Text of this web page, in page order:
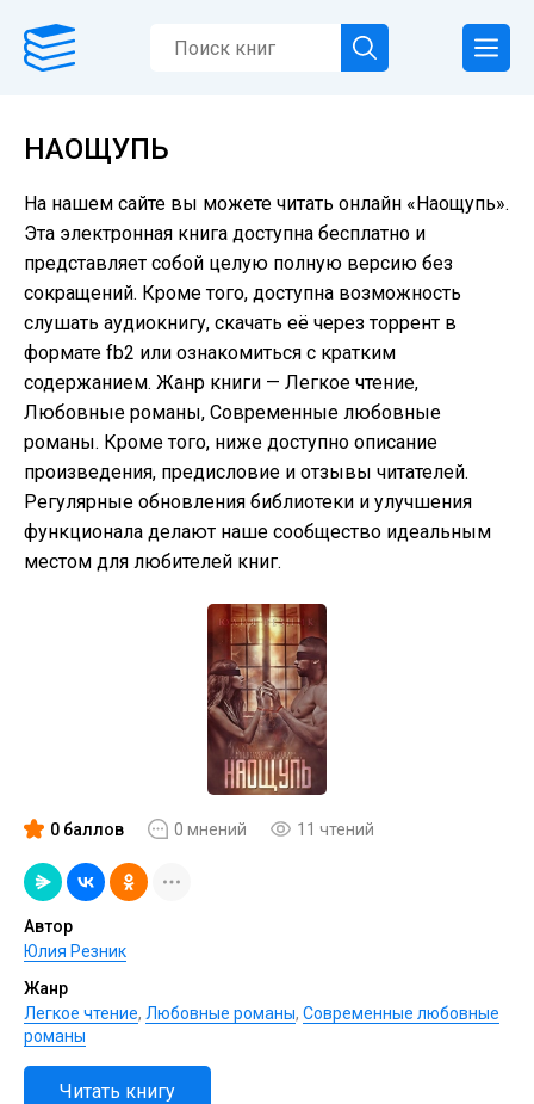
НАОЩУПЬ
На нашем сайте вы можете читать онлайн «Наощупь».
Эта электронная книга доступна бесплатно и
представляет собой целую полную версию без
сокращений. Кроме того, доступна возможность
слушать аудиокнигу, скачать её через торрент в
формате fb2 или ознакомиться с кратким
содержанием. Жанр книги — Легкое чтение,
Любовные романы, Современные любовные
романы. Кроме того, ниже доступно описание
произведения, предисловие и отзывы читателей.
Регулярные обновления библиотеки и улучшения
функционала делают наше сообщество идеальным
местом для любителей книг.
0 баллов 0 мнений 11 чтений
Автор
Юлия Резник
Жанр
Легкое чтение, Любовные романы, Современные любовные
романы
Читать книгу